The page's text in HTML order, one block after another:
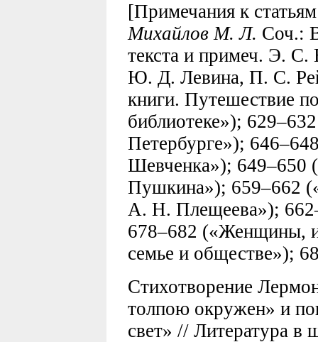
[Примечания к
Михайлов М. Л. Соч.:
текста и примеч. Э.
Ю. Д. Левина, П. С.
книги. Путешествие
библиотеке»);
Петербурге»);
Шевченка»); 649–650
Пушкина»); 659–662
А. Н. Плещеева»);
678–682 («Женщины,
семье и обществе»);
Стихотворение
толпою окружен» и
свет» // Литература